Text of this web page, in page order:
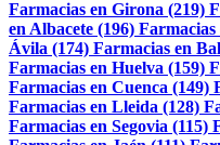
Farmacias en Girona (219)
en Albacete (196) Farmacias
Ávila (174) Farmacias en
Farmacias en Huelva (159)
Farmacias en Cuenca (149)
Farmacias en Lleida (128)
Farmacias en Segovia (115)